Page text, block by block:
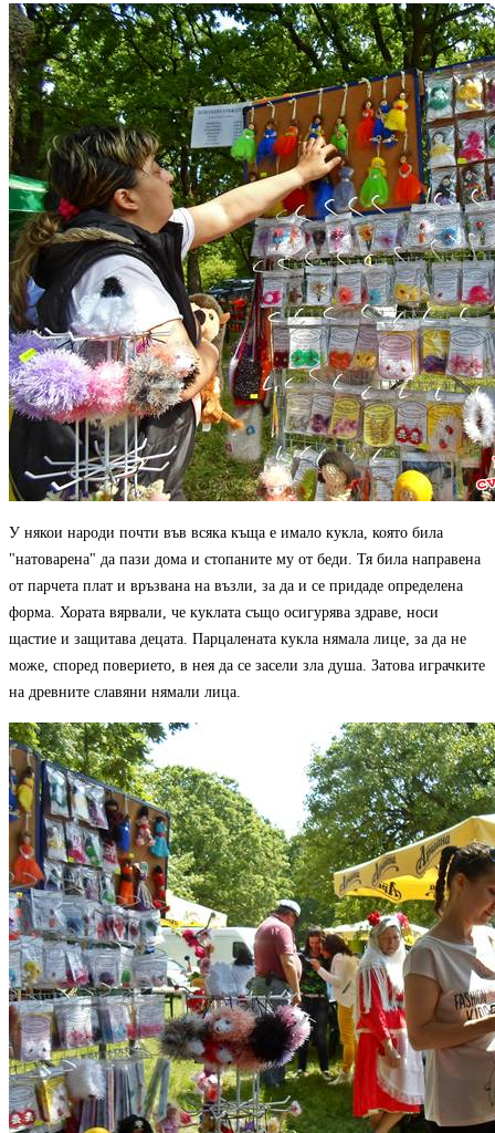
У някои народи почти във всяка къща е имало кукла, която била
"натоварена" да пази дома и стопаните му от беди. Тя била направена
от парчета плат и връзвана на възли, за да и се придаде определена
форма. Хората вярвали, че куклата също осигурява здраве, носи
щастие и защитава децата. Парцалената кукла нямала лице, за да не
може, според поверието, в нея да се засели зла душа. Затова играчките
на древните славяни нямали лица.